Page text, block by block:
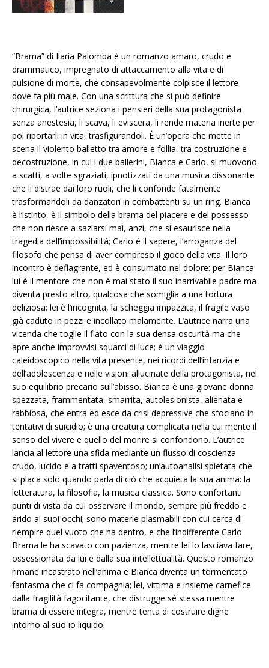
“Brama” di Ilaria Palomba è un romanzo amaro, crudo e
drammatico, impregnato di attaccamento alla vita e di
pulsione di morte, che consapevolmente colpisce il lettore
dove fa più male. Con una scrittura che si può definire
chirurgica, l’autrice seziona i pensieri della sua protagonista
senza anestesia, li scava, li eviscera, li rende materia inerte per
poi riportarli in vita, trasfigurandoli. È un’opera che mette in
scena il violento balletto tra amore e follia, tra costruzione e
decostruzione, in cui i due ballerini, Bianca e Carlo, si muovono
a scatti, a volte sgraziati, ipnotizzati da una musica dissonante
che li distrae dai loro ruoli, che li confonde fatalmente
trasformandoli da danzatori in combattenti su un ring. Bianca
è l’istinto, è il simbolo della brama del piacere e del possesso
che non riesce a saziarsi mai, anzi, che si esaurisce nella
tragedia dell’impossibilità; Carlo è il sapere, l’arroganza del
filosofo che pensa di aver compreso il gioco della vita. Il loro
incontro è deflagrante, ed è consumato nel dolore: per Bianca
lui è il mentore che non è mai stato il suo inarrivabile padre ma
diventa presto altro, qualcosa che somiglia a una tortura
deliziosa; lei è l’incognita, la scheggia impazzita, il fragile vaso
già caduto in pezzi e incollato malamente. L’autrice narra una
vicenda che toglie il fiato con la sua densa oscurità ma che
apre anche improvvisi squarci di luce; è un viaggio
caleidoscopico nella vita presente, nei ricordi dell’infanzia e
dell’adolescenza e nelle visioni allucinate della protagonista, nel
suo equilibrio precario sull’abisso. Bianca è una giovane donna
spezzata, frammentata, smarrita, autolesionista, alienata e
rabbiosa, che entra ed esce da crisi depressive che sfociano in
tentativi di suicidio; è una creatura complicata nella cui mente il
senso del vivere e quello del morire si confondono. L’autrice
lancia al lettore una sfida mediante un flusso di coscienza
crudo, lucido e a tratti spaventoso; un’autoanalisi spietata che
si placa solo quando parla di ciò che acquieta la sua anima: la
letteratura, la filosofia, la musica classica. Sono confortanti
punti di vista da cui osservare il mondo, sempre più freddo e
arido ai suoi occhi; sono materie plasmabili con cui cerca di
riempire quel vuoto che ha dentro, e che l’indifferente Carlo
Brama le ha scavato con pazienza, mentre lei lo lasciava fare,
ossessionata da lui e dalla sua intellettualità. Questo romanzo
rimane incastrato nell’anima e Bianca diventa un tormentato
fantasma che ci fa compagnia; lei, vittima e insieme carnefice
dalla fragilità fagocitante, che distrugge sé stessa mentre
brama di essere integra, mentre tenta di costruire dighe
intorno al suo io liquido.